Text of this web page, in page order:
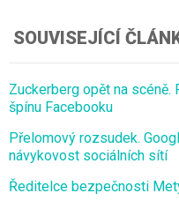
SOUVISEJÍCÍ
Zuckerberg opět na scéně.
špínu Facebooku
Přelomový rozsudek.
návykovost sociálních sítí
Ředitelce bezpečnosti